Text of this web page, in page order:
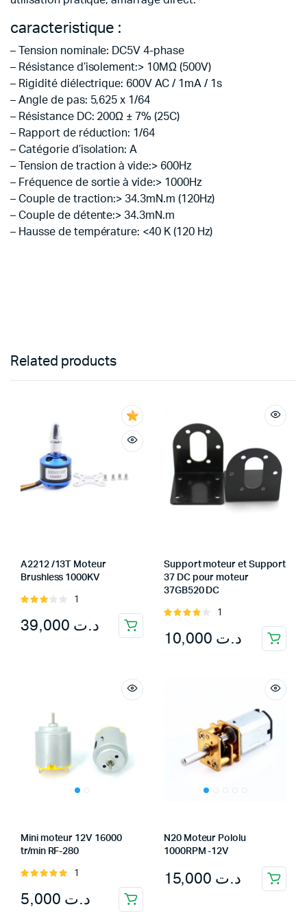
caracteristique :
– Tension nominale: DC5V 4-phase
– Résistance d’isolement:> 10MΩ (500V)
– Rigidité diélectrique: 600V AC / 1mA / 1s
– Angle de pas: 5,625 x 1/64
– Résistance DC: 200Ω ± 7% (25C)
– Rapport de réduction: 1/64
– Catégorie d’isolation: A
– Tension de traction à vide:> 600Hz
– Fréquence de sortie à vide:> 1000Hz
– Couple de traction:> 34.3mN.m (120Hz)
– Couple de détente:> 34.3mN.m
– Hausse de température: <40 K (120 Hz)
Related products
A2212 /13T Moteur
Brushless 1000KV
Rated
out of
1
د.ت
Support moteur et Support
37 DC pour moteur
37GB520 DC
Rated
of 5
1
د.ت
Mini moteur 12V 16000
tr/min RF-280
Rated
5
1
د.ت
N20 Moteur Pololu
1000RPM -12V
د.ت